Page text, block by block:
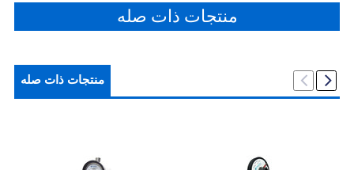
منتجات ذات صله
منتجات ذات صله